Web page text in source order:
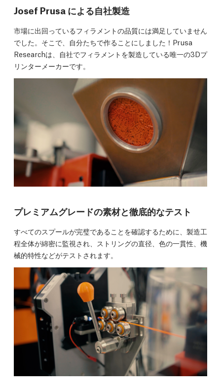
Josef Prusa による自社製造
市場に出回っているフィラメントの品質には満足していません
でした。そこで、自分たちで作ることにしました！Prusa
Researchは、自社でフィラメントを製造している唯一の3Dプ
リンターメーカーです。
プレミアムグレードの素材と徹底的なテスト
すべてのスプールが完璧であることを確認するために、製造工
程全体が綿密に監視され、ストリングの直径、色の一貫性、機
械的特性などがテストされます。